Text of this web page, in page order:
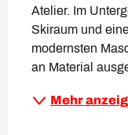
Atelier. Im
Skiraum und
modernsten
an Material
Mehr